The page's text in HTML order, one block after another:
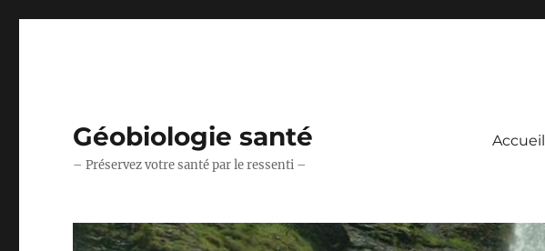
Géobiologie santé
– Préservez votre santé par le ressenti –
Accueil